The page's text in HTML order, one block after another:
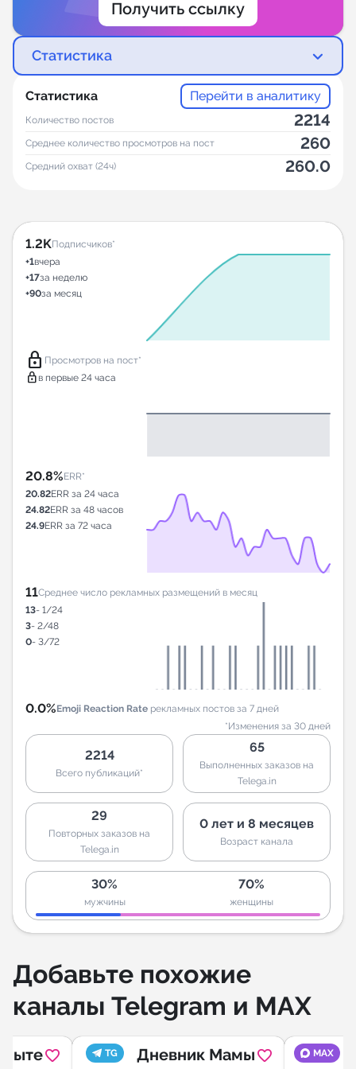
Получить ссылку
Статистика
Статистика Перейти в аналитику
Количество постов 2214
Среднее количество просмотров на пост 260
Средний охват (24ч) 260.0
1.2KПодписчиков*
+1вчера
+17за неделю
+90за месяц
lock Просмотров на пост*
lock в первые 24 часа
20.8%ERR*
20.82ERR за 24 часа
24.82ERR за 48 часов
24.9ERR за 72 часа
11Среднее число рекламных размещений в месяц
13- 1/24
3- 2/48
0- 3/72
0.0%Emoji Reaction Rate рекламных постов за 7 дней
*Изменения за 30 дней
2214
Всего публикаций*
65
Выполненных заказов на
Telega.in
29
Повторных заказов на
Telega.in
0 лет и 8 месяцев
Возраст канала
30%
мужчины
70%
женщины
Добавьте похожие
каналы Telegram и MAX
TG Дневник Мамы MAX